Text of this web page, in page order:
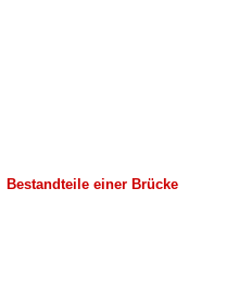
Bestandteile einer Brücke